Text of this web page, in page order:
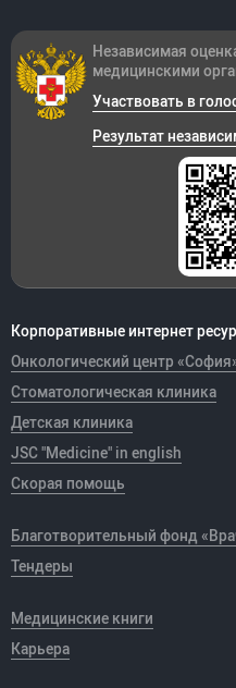
Корпоративные интернет
Онкологический центр
Стоматологическая клиника
Детская клиника
JSC "Medicine" in english
Скорая помощь
Благотворительный фонд
Тендеры
Медицинские книги
Карьера
Независимая
медицинскими
Участвовать в
Результат